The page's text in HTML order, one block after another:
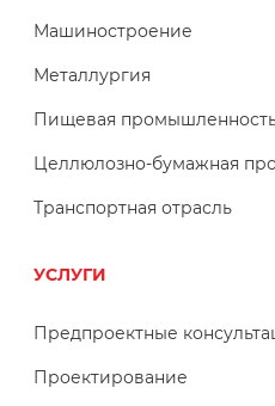
Машиностроение
Металлургия
Пищевая
Целлюлозно-бумажная
Транспортная отрасль
УСЛУГИ
Предпроектные
Проектирование